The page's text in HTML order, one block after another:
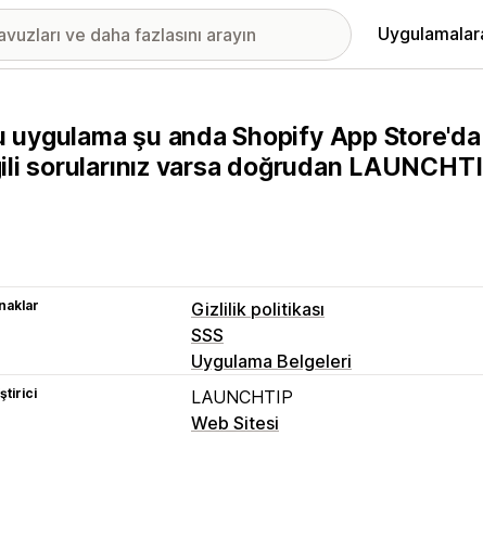
uygulama şu anda Shopify App
sorularınız varsa doğrudan
Gizlilik politikası
SSS
Uygulama Belgeleri
LAUNCHTIP
Web Sitesi